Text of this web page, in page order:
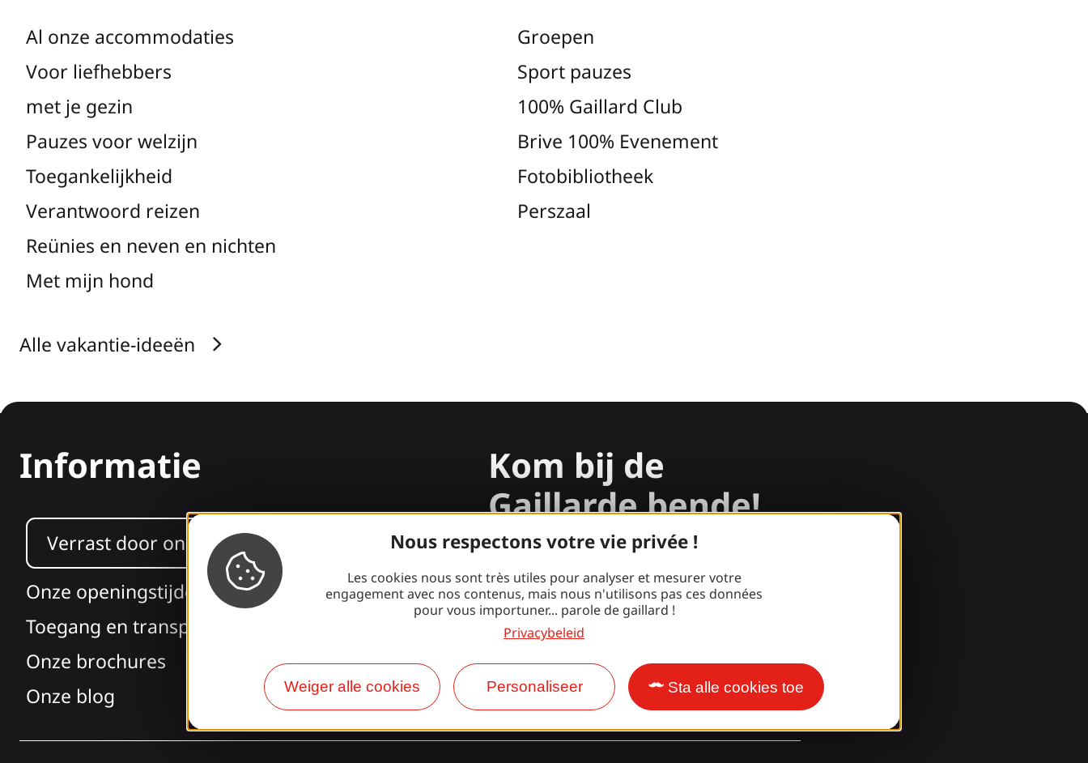
Nous respectons votre vie privée !
Les cookies nous sont très utiles pour analyser et mesurer votre
engagement avec nos contenus, mais nous n'utilisons pas ces données
pour vous importuner... parole de gaillard !
Privacybeleid
Weiger alle cookies Personaliseer Sta alle cookies toe
Al onze accommodaties
Voor liefhebbers
met je gezin
Pauzes voor welzijn
Toegankelijkheid
Verantwoord reizen
Reünies en neven en nichten
Met mijn hond
Alle vakantie-ideeën
Groepen
Sport pauzes
100% Gaillard Club
Brive 100% Evenement
Fotobibliotheek
Perszaal
Informatie
Verrast door ons ontwerp?
Onze openingstijden
Toegang en transport
Onze brochures
Onze blog
Kom bij de
Gaillarde bende!
FacebookInstagram